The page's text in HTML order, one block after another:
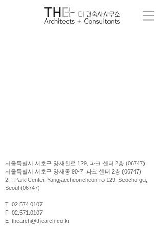
서울특별시 서초구 양재천로 129, 파크 센터 2층 (06747)
서울특별시 서초구 양재동 90-7, 파크 센터 2층 (06747)
2F, Park Center, Yangjaecheoncheon-ro 129, Seocho-gu,
Seoul (06747)
T 02.574.0107
F 02.571.0107
E thearch@thearch.co.kr